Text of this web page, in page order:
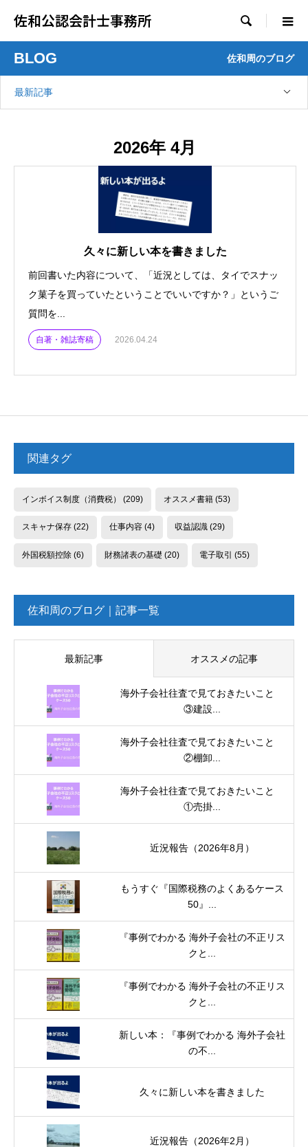
佐和公認会計士事務所 
BLOG 佐和周のブログ
最新記事
2026年 4月
久々に新しい本を書きました
前回書いた内容について、「近況としては、タイでスナッ
ク菓子を買っていたということでいいですか？」というご
質問を...
自著・雑誌寄稿 2026.04.24
関連タグ
インボイス制度（消費税） (209) オススメ書籍(53)
スキャナ保存(22) 仕事内容(4) 収益認識 (29)
外国税額控除(6) 財務諸表の基礎 (20) 電子取引 (55)
佐和周のブログ｜記事一覧
最新記事 オススメの記事
海外子会社往査で見ておきたいこと
③建設...
海外子会社往査で見ておきたいこと
②棚卸...
海外子会社往査で見ておきたいこと
①売掛...
近況報告（2026年8月）
もうすぐ『国際税務のよくあるケース
50』...
『事例でわかる 海外子会社の不正リス
クと...
『事例でわかる 海外子会社の不正リス
クと...
新しい本：『事例でわかる 海外子会社
の不...
久々に新しい本を書きました
近況報告（2026年2月）